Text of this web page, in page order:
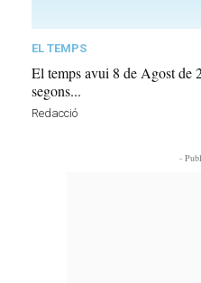
EL TEMPS
El temps avui 8 de Agost de
segons...
Redacció
-